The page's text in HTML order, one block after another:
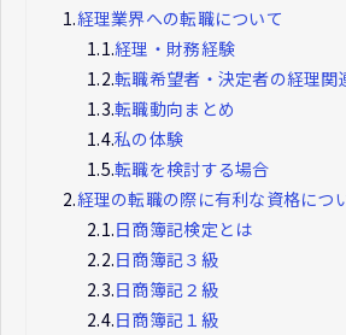
1.経理業界への転職について
1.1.経理・財務経験
1.2.転職希望者・決定者の経理関
1.3.転職動向まとめ
1.4.私の体験
1.5.転職を検討する場合
2.経理の転職の際に有利な資格につ
2.1.日商簿記検定とは
2.2.日商簿記３級
2.3.日商簿記２級
2.4.日商簿記１級